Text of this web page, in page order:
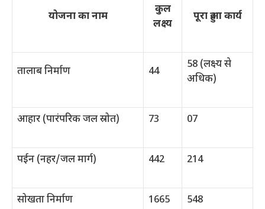
योजना का नाम
कुल
लक्ष्य
पूरा हुआ कार्य
तालाब निर्माण 44
58 (लक्ष्य से
अधिक)
आहार (पारंपरिक जल स्रोत) 73 07
पईन (नहर/जल मार्ग) 442 214
सोखता निर्माण 1665 548